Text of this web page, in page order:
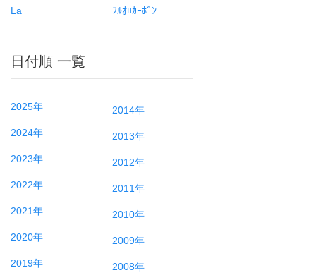
La
ﾌﾙｵﾛｶｰﾎﾞﾝ
日付順 一覧
2025年
2024年
2023年
2022年
2021年
2020年
2019年
2014年
2013年
2012年
2011年
2010年
2009年
2008年